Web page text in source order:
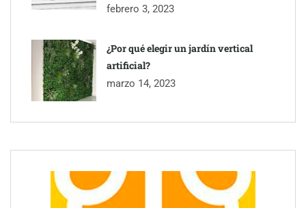
febrero 3, 2023
¿Por qué elegir un jardín vertical
artificial?
marzo 14, 2023